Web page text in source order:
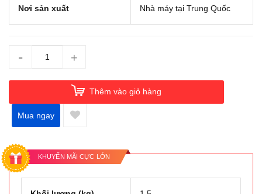
Nơi sản xuất Nhà máy tại Trung Quốc
- +
Thêm vào giỏ hàng
Mua ngay
KHUYẾN MÃI CỰC LỚN